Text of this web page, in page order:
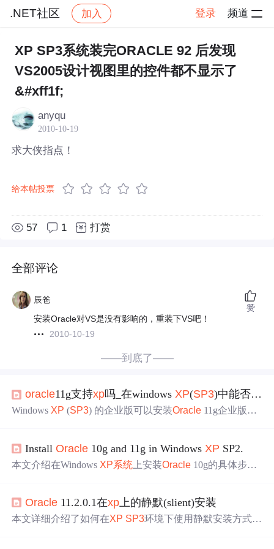
.NET社区 加入 登录 频道
社区 .NET社区 帖子详情
XP SP3系统装完ORACLE 92 后发现
VS2005设计视图里的控件都不显示了
&#xff1f;
anyqu
2010-10-19
求大侠指点！
给本帖投票
57 1 打赏
全部评论
辰爸
安装Oracle对VS是没有影响的，重装下VS吧！
2010-10-19
赞
——到底了——
oracle11g支持xp吗_在windowsXP(SP3)中能否安装
Windows XP (SP3) 的企业版可以安装Oracle 11g企业版，
操作系统 的版本、内核要求以及必要的软件包已安装。创
建oinstall、dba用户组和oracle用户，并配置内核参数和shel
Install Oracle 10g and 11g in Windows XP SP2.
本文介绍在Windows XP系统 上安装Oracle 10g的具体步
外还提供了常用命令和详细的配置指南。
Oracle 11.2.0.1在xp 上的静默(slient)安装
本文详细介绍了如何在XP SP3环境下使用静默安装方式安